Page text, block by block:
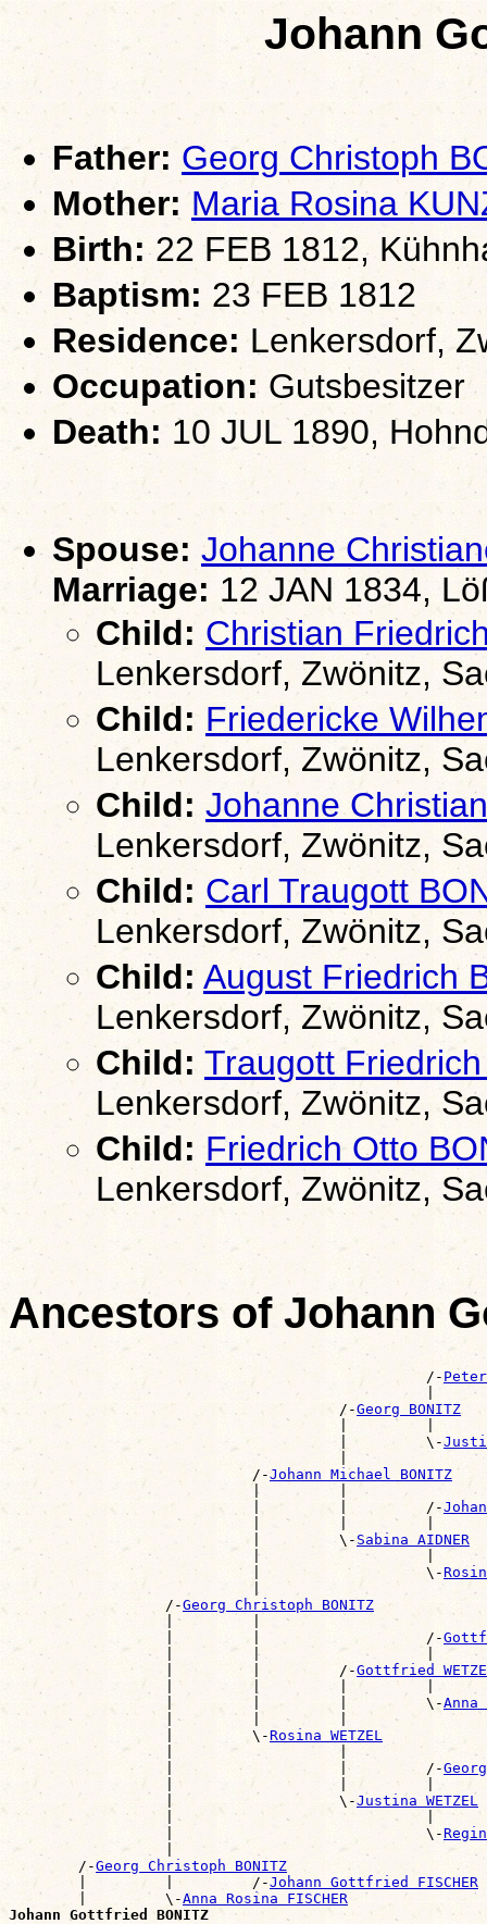
Johann
Father: Georg Christoph
Mother: Maria Rosina
Birth:22 FEB 1812,
Baptism: 23 FEB 1812
Residence: Lenkersdorf,
Occupation: Gutsbesitzer
Death: 10 JUL 1890,
Spouse: Johanne
Marriage: 12 JAN 1834,
Child: Christian
Lenkersdorf, Zwönitz,
Child: Friedericke
Lenkersdorf, Zwönitz,
Child: Johanne
Lenkersdorf, Zwönitz,
Child: Carl Traugott
Lenkersdorf, Zwönitz,
Child: August Friedrich
Lenkersdorf, Zwönitz,
Child: Traugott
Lenkersdorf, Zwönitz,
Child: Friedrich Otto
Lenkersdorf, Zwönitz,
Ancestors of Johann
                                                /-
Peter
|
                                      /-
Georg BONITZ
|         |
                                      |         \-
|
                            /-
Johann Michael BONITZ
|         |
                            |         |         /-
|         |         |
                            |         \-
Sabina AIDNER
|                   |
                            |                   \-
|
                  /-
Georg Christoph BONITZ
|         |
                  |         |                   /-
|         |                   |
                  |         |         /-
Gottfried
|         |         |         |
                  |         |         |         \-
Anna
|         |         |
                  |         \-
Rosina WETZEL
|                   |
                  |                   |         /-
|                   |         |
                  |                   \-
Justina WETZEL
|                             |
                  |                             \-
|
        /-
Georg Christoph BONITZ
        |         |         /-
Johann Gottfried FISCHER
        |         \-
Anna Rosina FISCHER
Johann Gottfried BONITZ